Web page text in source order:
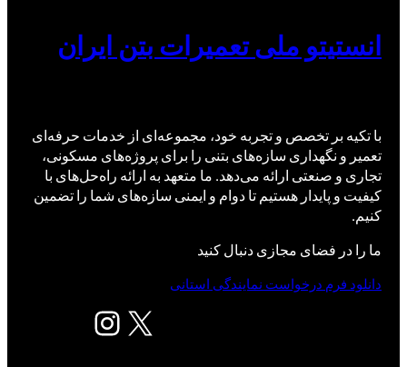
انستیتو ملی تعمیرات بتن ایران
با تکیه بر تخصص و تجربه خود، مجموعه‌ای از خدمات حرفه‌ای
تعمیر و نگهداری سازه‌های بتنی را برای پروژه‌های مسکونی،
تجاری و صنعتی ارائه می‌دهد. ما متعهد به ارائه راه‌حل‌های با
کیفیت و پایدار هستیم تا دوام و ایمنی سازه‌های شما را تضمین
کنیم.
ما را در فضای مجازی دنبال کنید
X اینستاگرم
دانلود فرم درخواست نمایندگی استانی